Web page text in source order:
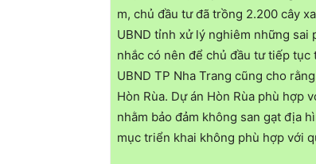
m, chủ đầu tư đã trồng 2.200 cây
UBND tỉnh xử lý nghiêm những sai
nhắc có nên để chủ đầu tư tiếp
UBND TP Nha Trang cũng cho
Hòn Rùa. Dự án Hòn Rùa phù
nhằm bảo đảm không san gạt địa
mục triển khai không phù hợp với